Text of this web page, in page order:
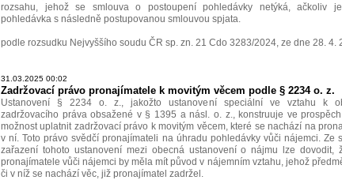
rozsahu, jehož se smlouva o postoupení pohledávky netýká, ačkoliv
pohledávka s následně postupovanou smlouvou spjata.
podle rozsudku Nejvyššího soudu ČR sp. zn. 21 Cdo 3283/2024, ze dne 28. 4.
31.03.2025 00:02
Zadržovací právo pronajímatele k movitým věcem podle § 2234 o. z.
Ustanovení § 2234 o. z., jakožto ustanovení speciální ve vztahu k
zadržovacího práva obsažené v § 1395 a násl. o. z., konstruuje ve
možnost uplatnit zadržovací právo k movitým věcem, které se nachází na
v ní. Toto právo svědčí pronajímateli na úhradu pohledávky vůči nájemci. Ze
zařazení tohoto ustanovení mezi obecná ustanovení o nájmu lze dovodit,
pronajímatele vůči nájemci by měla mít původ v nájemním vztahu, jehož
či v níž se nachází věc, již pronajímatel zadržel.